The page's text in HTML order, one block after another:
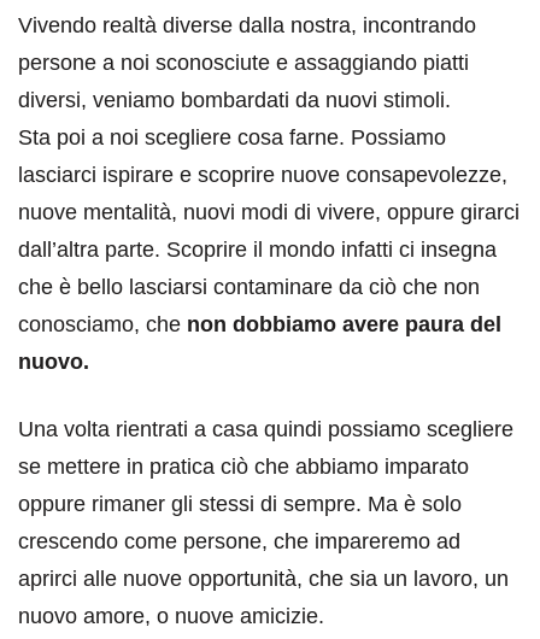
Vivendo realtà diverse dalla nostra, incontrando
persone a noi sconosciute e assaggiando piatti
diversi, veniamo bombardati da nuovi stimoli.
Sta poi a noi scegliere cosa farne. Possiamo
lasciarci ispirare e scoprire nuove consapevolezze,
nuove mentalità, nuovi modi di vivere, oppure girarci
dall’altra parte. Scoprire il mondo infatti ci insegna
che è bello lasciarsi contaminare da ciò che non
conosciamo, che non dobbiamo avere paura del
nuovo.
Una volta rientrati a casa quindi possiamo scegliere
se mettere in pratica ciò che abbiamo imparato
oppure rimaner gli stessi di sempre. Ma è solo
crescendo come persone, che impareremo ad
aprirci alle nuove opportunità, che sia un lavoro, un
nuovo amore, o nuove amicizie.